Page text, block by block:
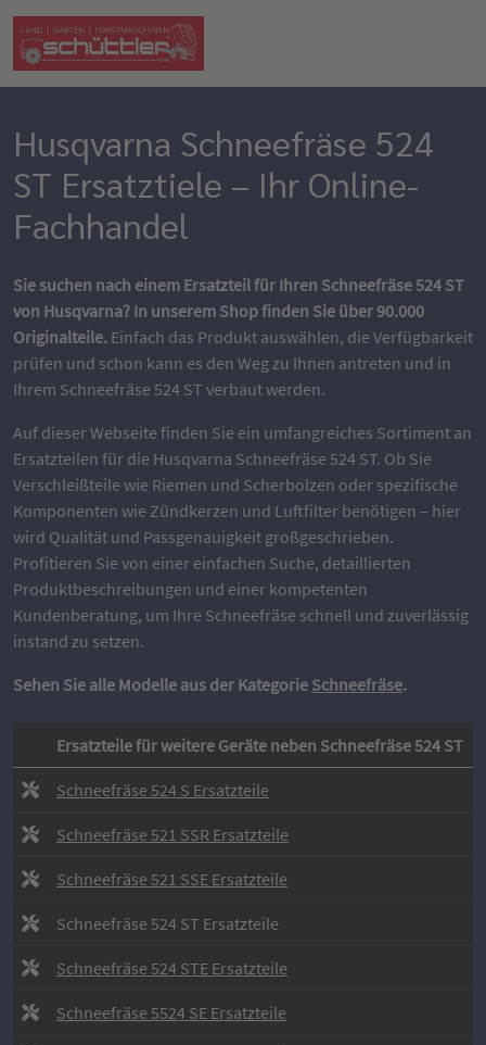
Husqvarna Schneefräse 524
ST Ersatztiele – Ihr Online-
Fachhandel
Sie suchen nach einem Ersatzteil für Ihren Schneefräse 524 ST
von Husqvarna? In unserem Shop finden Sie über 90.000
Originalteile. Einfach das Produkt auswählen, die Verfügbarkeit
prüfen und schon kann es den Weg zu Ihnen antreten und in
Ihrem Schneefräse 524 ST verbaut werden.
Auf dieser Webseite finden Sie ein umfangreiches Sortiment an
Ersatzteilen für die Husqvarna Schneefräse 524 ST. Ob Sie
Verschleißteile wie Riemen und Scherbolzen oder spezifische
Komponenten wie Zündkerzen und Luftfilter benötigen – hier
wird Qualität und Passgenauigkeit großgeschrieben.
Profitieren Sie von einer einfachen Suche, detaillierten
Produktbeschreibungen und einer kompetenten
Kundenberatung, um Ihre Schneefräse schnell und zuverlässig
instand zu setzen.
Sehen Sie alle Modelle aus der Kategorie Schneefräse.
Ersatzteile für weitere Geräte neben Schneefräse 524 ST
Schneefräse 524 S Ersatzteile
Schneefräse 521 SSR Ersatzteile
Schneefräse 521 SSE Ersatzteile
Schneefräse 524 ST Ersatzteile
Schneefräse 524 STE Ersatzteile
Schneefräse 5524 SE Ersatzteile